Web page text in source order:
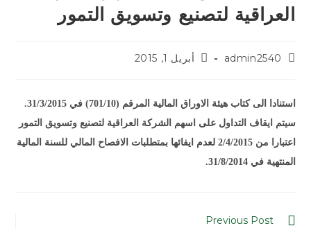
العراقية لتصنيع وتسويق التمور
admin2540 أبريل 1, 2015
استنادا الى كتاب هيئة الاوراق المالية المرقم (701/10) في 31/3/2015.
سيتم ايقاف التداول على اسهم الشركة العراقية لتصنيع وتسويق التمور
اعتبارا من 2/4/2015 لعدم ايفائها بمتطلبات الافصاح المالي للسنة المالية
المنتهية في 31/8/2014.
Previous Post